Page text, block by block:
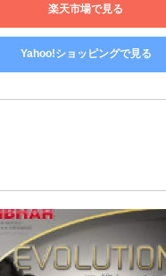
楽天市場で見る
Yahoo!ショッピングで見る